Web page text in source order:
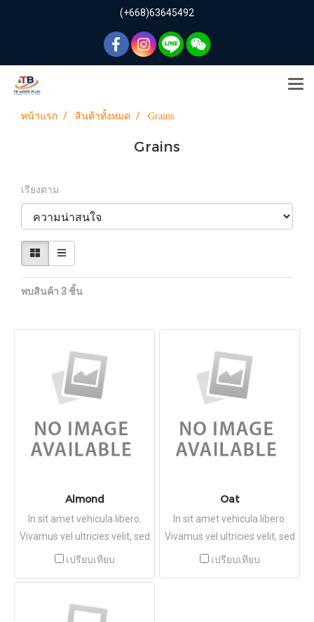
(+668)63645492
หน้าแรก สินค้าทั้งหมด Grains
Grains
เรียงตาม
พบสินค้า 3 ชิ้น
Almond
In sit amet vehicula libero.
Vivamus vel ultricies velit, sed
fringilla elit.
เปรียบเทียบ
Oat
In sit amet vehicula libero.
Vivamus vel ultricies velit, sed
fringilla elit.
เปรียบเทียบ